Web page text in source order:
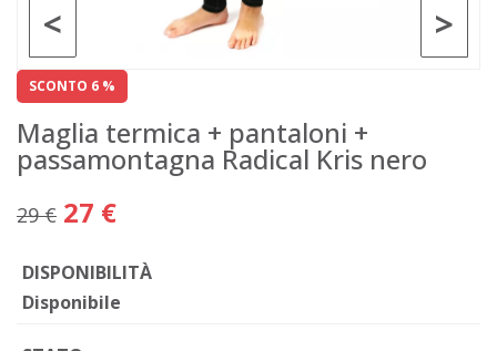
>
<
SCONTO 6 %
Maglia termica + pantaloni +
passamontagna Radical Kris nero
29 € 27 €
DISPONIBILITÀ
Disponibile